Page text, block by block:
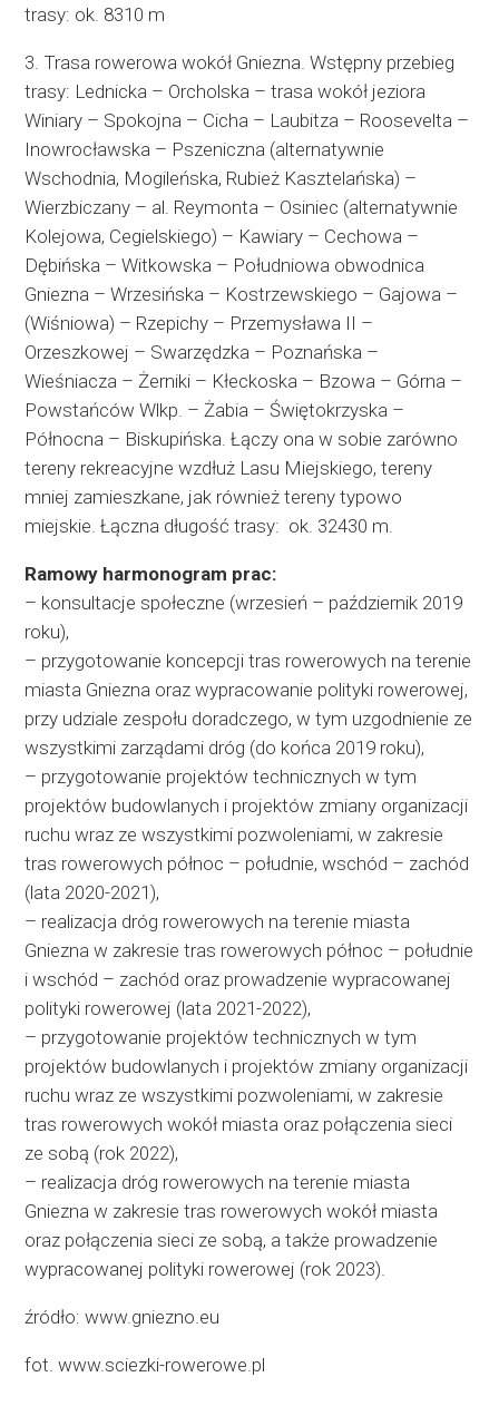
trasy: ok. 8310 m
3. Trasa rowerowa wokół Gniezna. Wstępny przebieg
trasy: Lednicka – Orcholska – trasa wokół jeziora
Winiary – Spokojna – Cicha – Laubitza – Roosevelta –
Inowrocławska – Pszeniczna (alternatywnie
Wschodnia, Mogileńska, Rubież Kasztelańska) –
Wierzbiczany – al. Reymonta – Osiniec (alternatywnie
Kolejowa, Cegielskiego) – Kawiary – Cechowa –
Dębińska – Witkowska – Południowa obwodnica
Gniezna – Wrzesińska – Kostrzewskiego – Gajowa –
(Wiśniowa) – Rzepichy – Przemysława II –
Orzeszkowej – Swarzędzka – Poznańska –
Wieśniacza – Żerniki – Kłeckoska – Bzowa – Górna –
Powstańców Wlkp. – Żabia – Świętokrzyska –
Północna – Biskupińska. Łączy ona w sobie zarówno
tereny rekreacyjne wzdłuż Lasu Miejskiego, tereny
mniej zamieszkane, jak również tereny typowo
miejskie. Łączna długość trasy: ok. 32430 m.
Ramowy harmonogram prac:
– konsultacje społeczne (wrzesień – październik 2019
roku),
– przygotowanie koncepcji tras rowerowych na terenie
miasta Gniezna oraz wypracowanie polityki rowerowej,
przy udziale zespołu doradczego, w tym uzgodnienie ze
wszystkimi zarządami dróg (do końca 2019 roku),
– przygotowanie projektów technicznych w tym
projektów budowlanych i projektów zmiany organizacji
ruchu wraz ze wszystkimi pozwoleniami, w zakresie
tras rowerowych północ – południe, wschód – zachód
(lata 2020-2021),
– realizacja dróg rowerowych na terenie miasta
Gniezna w zakresie tras rowerowych północ – południe
i wschód – zachód oraz prowadzenie wypracowanej
polityki rowerowej (lata 2021-2022),
– przygotowanie projektów technicznych w tym
projektów budowlanych i projektów zmiany organizacji
ruchu wraz ze wszystkimi pozwoleniami, w zakresie
tras rowerowych wokół miasta oraz połączenia sieci
ze sobą (rok 2022),
– realizacja dróg rowerowych na terenie miasta
Gniezna w zakresie tras rowerowych wokół miasta
oraz połączenia sieci ze sobą, a także prowadzenie
wypracowanej polityki rowerowej (rok 2023).
źródło: www.gniezno.eu
fot. www.sciezki-rowerowe.pl